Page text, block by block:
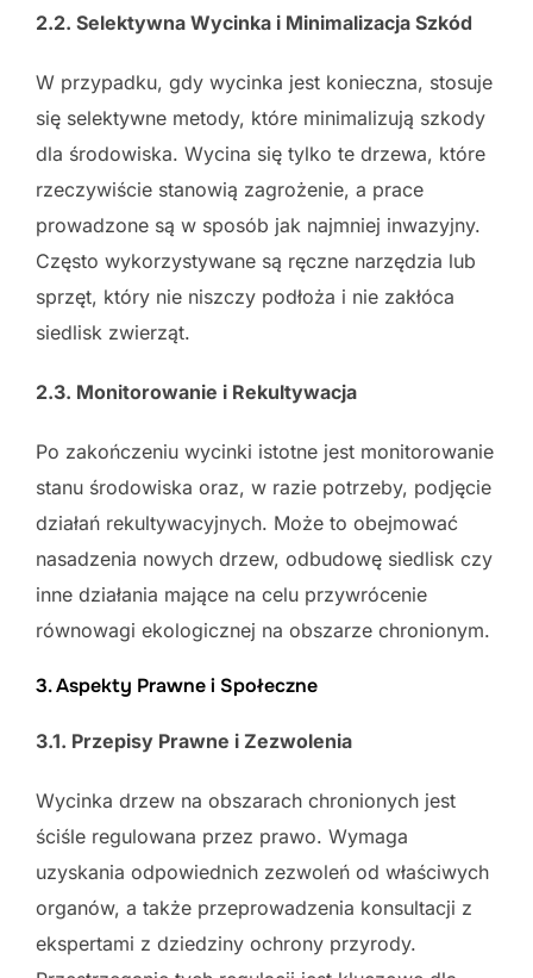
2.2. Selektywna Wycinka i Minimalizacja Szkód
W przypadku, gdy wycinka jest konieczna, stosuje
się selektywne metody, które minimalizują szkody
dla środowiska. Wycina się tylko te drzewa, które
rzeczywiście stanowią zagrożenie, a prace
prowadzone są w sposób jak najmniej inwazyjny.
Często wykorzystywane są ręczne narzędzia lub
sprzęt, który nie niszczy podłoża i nie zakłóca
siedlisk zwierząt.
2.3. Monitorowanie i Rekultywacja
Po zakończeniu wycinki istotne jest monitorowanie
stanu środowiska oraz, w razie potrzeby, podjęcie
działań rekultywacyjnych. Może to obejmować
nasadzenia nowych drzew, odbudowę siedlisk czy
inne działania mające na celu przywrócenie
równowagi ekologicznej na obszarze chronionym.
3. Aspekty Prawne i Społeczne
3.1. Przepisy Prawne i Zezwolenia
Wycinka drzew na obszarach chronionych jest
ściśle regulowana przez prawo. Wymaga
uzyskania odpowiednich zezwoleń od właściwych
organów, a także przeprowadzenia konsultacji z
ekspertami z dziedziny ochrony przyrody.